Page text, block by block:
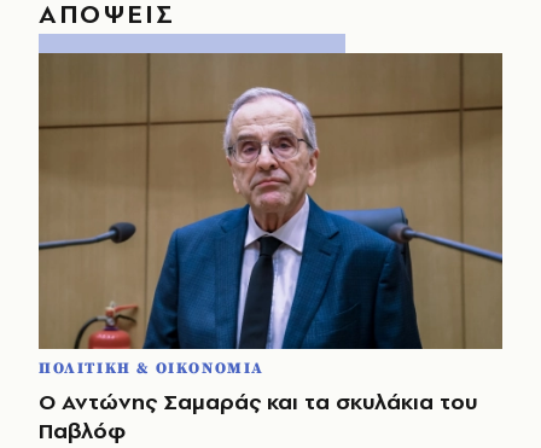
ΑΠΟΨΕΙΣ
ΠΟΛΙΤΙΚΗ & ΟΙΚΟΝΟΜΙΑ
Ο Αντώνης Σαμαράς και τα σκυλάκια του
Παβλόφ